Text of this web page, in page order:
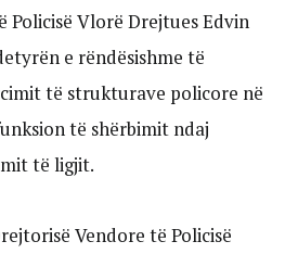
Policisë Vlorë Drejtues Edvin
e rëndësishme të
të strukturave policore në
të shërbimit ndaj
të ligjit.
Vendore të Policisë